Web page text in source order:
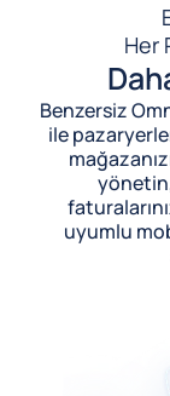
Her
Benzersiz
ile
uyumlu